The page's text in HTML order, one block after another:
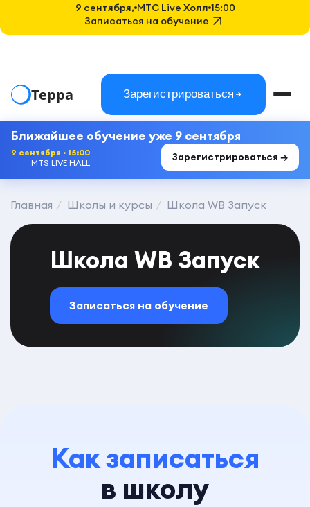
Терра Зарегистрироваться
Ближайшее обучение уже 9 сентября
9 сентября · 15:00
MTS LIVE HALL
Зарегистрироваться →
Главная Школы и курсы Школа WB Запуск
Школа WB Запуск
Записаться на обучение
Как записаться
в школу
9 сентября, MTC Live Холл 15:00
Записаться на обучение